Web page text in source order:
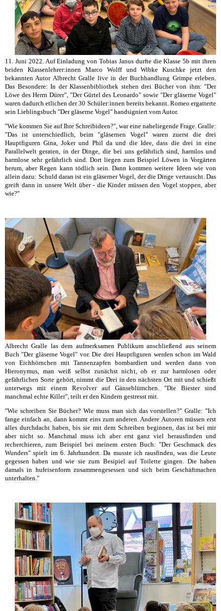
11. Juni 2022. Auf Einladung von Tobias Janus durfte die Klasse 5b mit ihren
beiden Klassenlehrer:innen Marco Wolff und Wibke Kuschke jetzt den
bekannten Autor Albrecht Gralle live in der Buchhandlung Grimpe erleben.
Das Besondere: In der Klassenbibliothek stehen drei Bücher von ihm: "Der
Löwe des Herrn Dürer", "Der Gürtel des Leonardo" sowie "Der gläserne Vogel"
waren dadurch etlichen der 30 Schüler:innen bereits bekannt. Romeo ergatterte
sein Lieblingsbuch "Der gläserne Vogel" handsigniert vom Autor.
"Wie kommen Sie auf Ihre Schreibideen?", war eine naheliegende Frage. Gralle:
"Das ist unterschiedlich, beim "gläsernen Vogel" waren zuerst die drei
Hauptfiguren Gina, Joker und Phil da und die Idee, dass die drei in eine
Parallelwelt geraten, in der Dinge, die bei uns gefährlich sind, harmlos und
harmlose sehr gefährlich sind. Dort liegen zum Beispiel Löwen in Vorgärten
herum, aber Regen kann tödlich sein. Dann kommen weitere Ideen wie von
allein dazu: Schuld daran ist ein gläserner Vogel, der die Dinge vertauscht. Das
greift dann in unsere Welt über - die Kinder müssen den Vogel stoppen, aber
wie?"
Albrecht Gralle las dem aufmerksamen Publikum anschließend aus seinem
Buch "Der gläserne Vogel" vor. Die drei Hauptfiguren werden schon im Wald
von Eichhörnchen mit Tannenzapfen bombardiert und werden dann von
Hieronymus, man weiß selbst zunächst nicht, ob er zur harmlosen oder
gefährlichen Sorte gehört, nimmt die Drei in den nächsten Ort mit und schießt
unterwegs mit einem Revolver auf Gänseblümchen. "Die Biester sind
manchmal echte Killer", teilt er den Kindern gestresst mit.
"Wie schreiben Sie Bücher? Wie muss man sich das vorstellen?" Gralle: "Ich
fange einfach an, dann kommt eins zum anderen. Andere Autoren müssen erst
alles durchdacht haben, bis sie mit dem Schreiben beginnen, das ist bei mir
aber nicht so. Manchmal muss ich aber erst ganz viel herausfinden und
recherchieren, zum Beispiel bei meinem ersten Buch: "Der Geschmack des
Wunders" spielt im 6. Jahrhundert. Da musste ich rausfinden, was die Leute
gegessen haben und wie sie zum Besipiel auf Toilette gingen. Die haben
damals in hufeisenform zusammengesessen und sich beim Geschäftmachen
unterhalten."